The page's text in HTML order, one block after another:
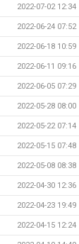
2022-07-02 12:34
2022-06-24 07:52
2022-06-18 10:59
2022-06-11 09:16
2022-06-05 07:29
2022-05-28 08:00
2022-05-22 07:14
2022-05-15 07:48
2022-05-08 08:38
2022-04-30 12:36
2022-04-23 19:49
2022-04-15 12:24